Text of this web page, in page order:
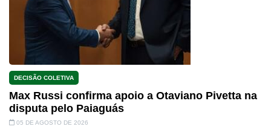
DECISÃO COLETIVA
Max Russi confirma apoio a Otaviano Pivetta na
disputa pelo Paiaguás
05 DE AGOSTO DE 2026